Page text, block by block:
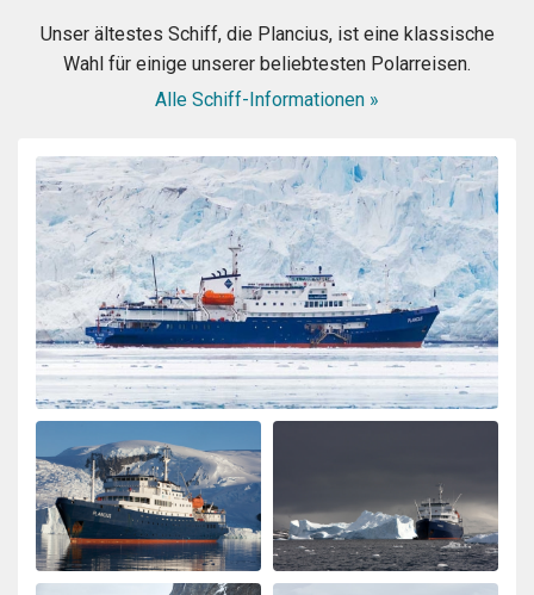
Best company, best trip and best wild life ever! We will
book again with OceanWide!
Great Antarctica - Polar Circle - Whale
watching trip
durch Sylvia Vergeer Antarktis
Unser ältestes Schiff, die Plancius, ist eine klassische
Wahl für einige unserer beliebtesten Polarreisen.
Alle Schiff-Informationen »